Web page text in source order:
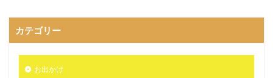
カテゴリー
お出かけ